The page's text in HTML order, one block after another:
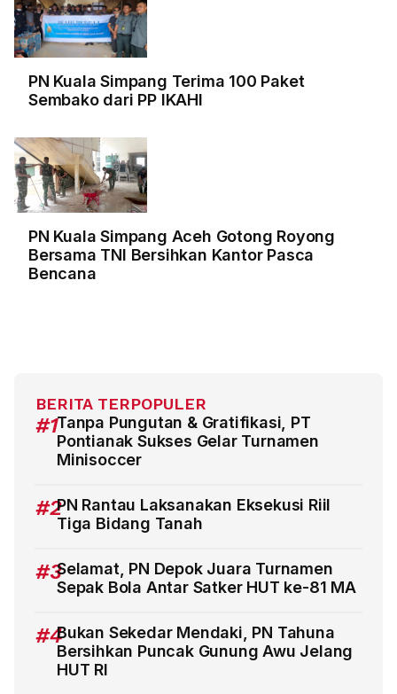
PN Kuala Simpang Terima 100 Paket
Sembako dari PP IKAHI
PN Kuala Simpang Aceh Gotong Royong
Bersama TNI Bersihkan Kantor Pasca
Bencana
BERITA TERPOPULER
#1Tanpa Pungutan & Gratifikasi, PT
Pontianak Sukses Gelar Turnamen
Minisoccer
#2PN Rantau Laksanakan Eksekusi Riil
Tiga Bidang Tanah
#3Selamat, PN Depok Juara Turnamen
Sepak Bola Antar Satker HUT ke-81 MA
#4Bukan Sekedar Mendaki, PN Tahuna
Bersihkan Puncak Gunung Awu Jelang
HUT RI